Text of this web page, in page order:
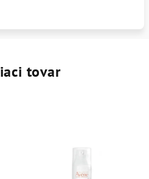
tovar